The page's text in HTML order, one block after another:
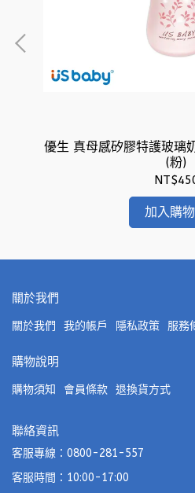
優生 真母感矽膠特護玻璃
(粉)
加入購
關於我們
關於我們 我的帳戶 隱私政策 服務
購物說明
購物須知 會員條款 退換貨方式
聯絡資訊
客服專線：0800-281-557
客服時間：10:00-17:00